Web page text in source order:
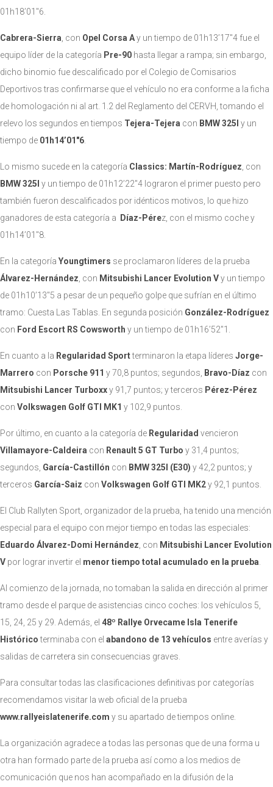
01h18’01″6.
Cabrera-Sierra , con Opel Corsa Ay un tiempo de 01h13’17″4 fue el
equipo líder de la categoría Pre-90 hasta llegar a rampa; sin embargo,
dicho binomio fue descalificado por el Colegio de Comisarios
Deportivos tras confirmarse que el vehículo no era conforme a la ficha
de homologación ni al art. 1.2 del Reglamento del CERVH, tomando el
relevo los segundos en tiempos Tejera-Tejera con BMW 325I y un
tiempo de 01h14’01″6
Lo mismo sucede en la categoría Classics: Martín-Rodríguez , con
BMW 325l y un tiempo de 01h12’22″4 lograron el primer puesto pero
también fueron descalificados por idénticos motivos, lo que hizo
ganadores de esta categoría a
Díaz-Pérez, con el mismo coche y
01h14’01″8.
En la categoría Youngtimers se proclamaron líderes de la prueba
Álvarez-Hernández , con Mitsubishi Lancer Evolution Vy un tiempo
de 01h10’13″5 a pesar de un pequeño golpe que sufrían en el último
tramo: Cuesta Las Tablas. En segunda posición González-Rodríguez
con Ford Escort RS Cowsworth y un tiempo de 01h16’52″1.
En cuanto a la Regularidad Sportterminaron la etapa líderes Jorge-
Marrero con Porsche 911 y 70,8 puntos; segundos, Bravo-Díaz con
Mitsubishi Lancer Turboxxy 91,7 puntos; y terceros Pérez-Pérez
con Volkswagen Golf GTI MK1 y 102,9 puntos.
Por último, en cuanto a la categoría de Regularidad vencieron
Villamayore-Caldeira con Renault 5 GT Turbo y 31,4 puntos;
segundos, García-Castillón con BMW 325I (E30) y 42,2 puntos; y
terceros García-Saiz con Volkswagen Golf GTI MK2y 92,1 puntos.
El Club Rallyten Sport, organizador de la prueba, ha tenido una mención
especial para el equipo con mejor tiempo en todas las especiales:
Eduardo Álvarez-Domi Hernández , con Mitsubishi Lancer Evolution
V por lograr invertir el menor tiempo total acumulado en la prueba
Al comienzo de la jornada, no tomaban la salida en dirección al primer
tramo desde el parque de asistencias cinco coches: los vehículos 5,
15, 24, 25 y 29. Además, el 48º Rallye Orvecame Isla Tenerife
Históricoterminaba con el abandono de 13 vehículos entre averías y
salidas de carretera sin consecuencias graves.
Para consultar todas las clasificaciones definitivas por categorías
recomendamos visitar la web oficial de la prueba
www.rallyeislatenerife.com y su apartado de tiempos online.
La organización agradece a todas las personas que de una forma u
otra han formado parte de la prueba así como a los medios de
comunicación que nos han acompañado en la difusión de la